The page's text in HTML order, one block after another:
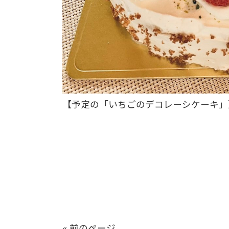
【予定の「いちごのデコレーシケーキ